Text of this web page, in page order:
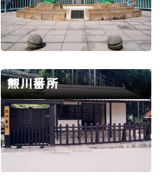
小浜市は人魚伝説が残るまちで
す。人魚といえば美容と健康の
お話が付き物なので、美しさを
求めて人魚の軌跡をめぐるのも
に沈む夕日は、絶景ですよ。
熊川番所
宿場町入口にあった番所をもと
の場所に復元。重要伝統的建造
物群保存地区内に元位置のまま
若狭路 若狭町